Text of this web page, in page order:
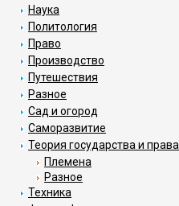
Наука
Политология
Право
Производство
Путешествия
Разное
Сад и огород
Саморазвитие
Теория государства и права
Племена
Разное
Техника